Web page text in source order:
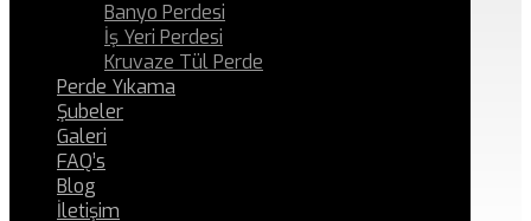
Banyo Perdesi
İş Yeri Perdesi
Kruvaze Tül Perde
Perde Yıkama
Şubeler
Galeri
FAQ’s
Blog
İletişim